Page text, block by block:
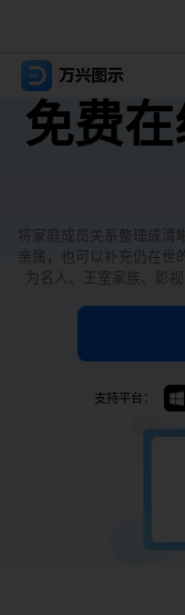
推荐产品
AIGC数字创意
政企服务
关于万兴
加入我们
帮助中心
客服热
免费
将家庭成员关系整理成清
亲属，也可以补充仍在世
为名人、王室家族、影
支持平台：